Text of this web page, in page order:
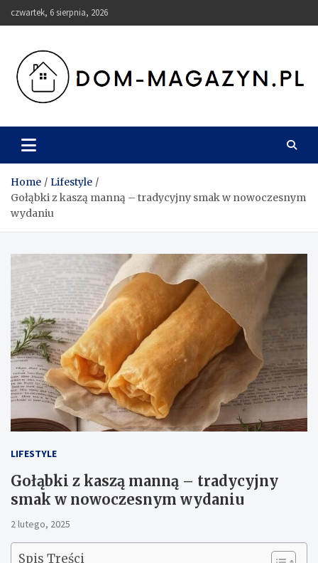
to
czwartek, 6 sierpnia, 2026
Dom-Magazyn.pl
Home
Lifestyle
Gołąbki z kaszą manną – tradycyjny smak w nowoczesnym
wydaniu
LIFESTYLE
Gołąbki z kaszą manną – tradycyjny
smak w nowoczesnym wydaniu
2 lutego, 2025
Spis Treści